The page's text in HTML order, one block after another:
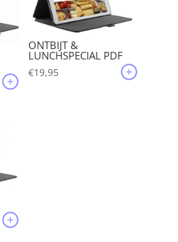
ONTBIJT &
LUNCHSPECIAL PDF
€19,95